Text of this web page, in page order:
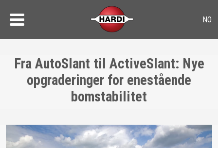
Fra AutoSlant til ActiveSlant: Nye
opgraderinger for enestående
bomstabilitet